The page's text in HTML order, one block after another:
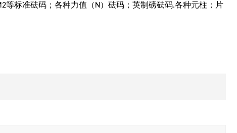
等标准砝码；各种力值 （N） 砝码；英制磅砝码.各种元柱；片